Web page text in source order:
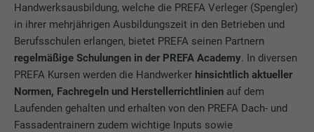
Handwerksausbildung, welche die PREFA Verleger (Spengler)
in ihrer mehrjährigen Ausbildungszeit in den Betrieben und
Berufsschulen erlangen, bietet PREFA seinen Partnern
regelmäßige Schulungen in der PREFA Academy. In diversen
PREFA Kursen werden die Handwerker hinsichtlich aktueller
Normen, Fachregeln und Herstellerrichtlinien auf dem
Laufenden gehalten und erhalten von den PREFA Dach- und
Fassadentrainern zudem wichtige Inputs sowie